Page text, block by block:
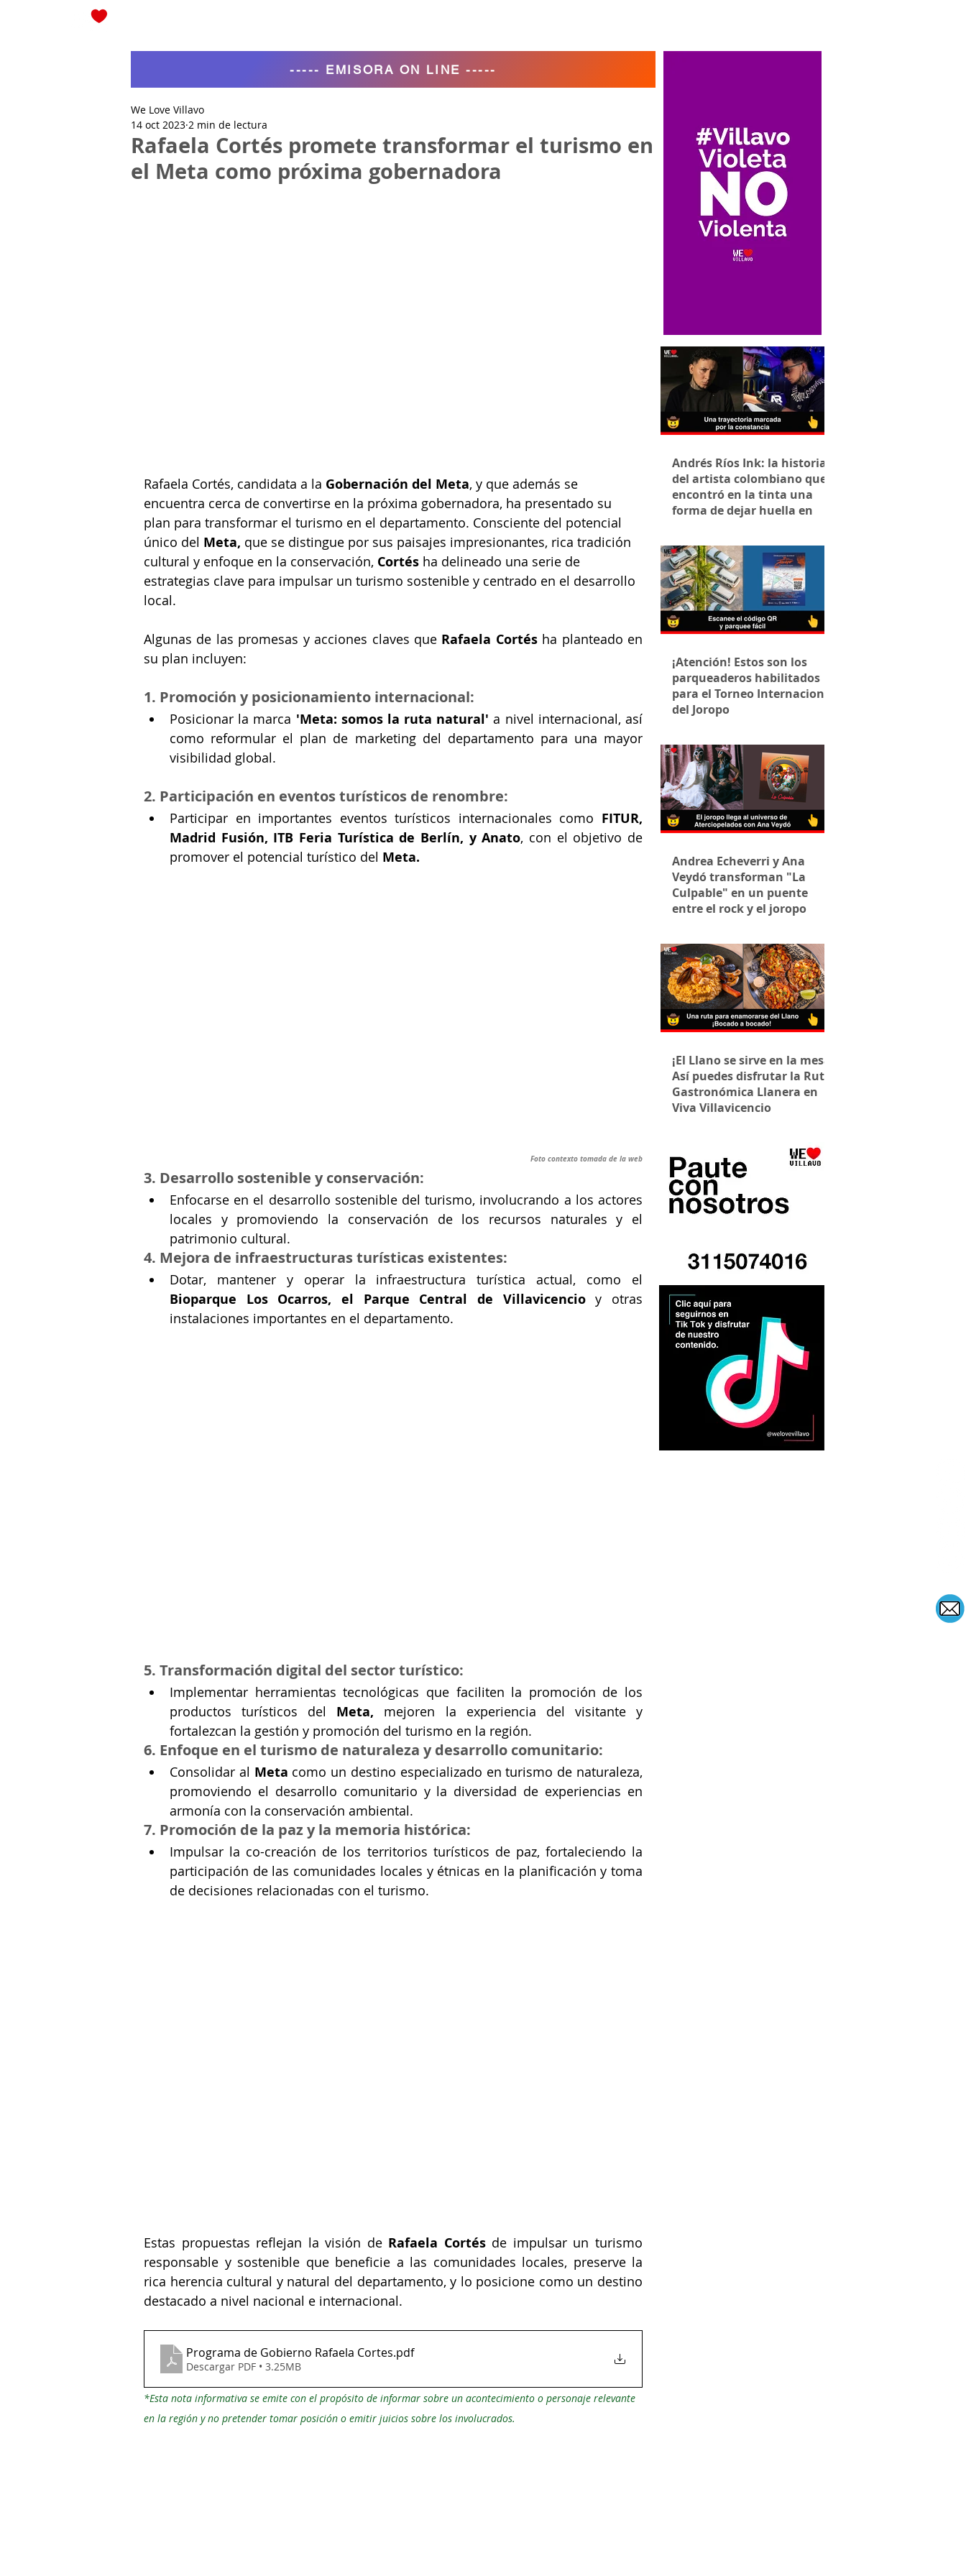
Rafaela Cortés promete transformar el turismo en
el Meta como próxima gobernadora
We Love Villavo
14 oct 2023 2 min de lectura
Rafaela Cortés, candidata a la Gobernación del Meta, y que además se
encuentra cerca de convertirse en la próxima gobernadora, ha presentado su
plan para transformar el turismo en el departamento. Consciente del potencial
único del Meta, que se distingue por sus paisajes impresionantes, rica tradición
cultural y enfoque en la conservación, Cortés ha delineado una serie de
estrategias clave para impulsar un turismo sostenible y centrado en el desarrollo
local.
Algunas de las promesas y acciones claves que Rafaela Cortés ha planteado en
su plan incluyen:
1. Promoción y posicionamiento internacional:
Posicionar la marca 'Meta: somos la ruta natural' a nivel internacional, así
como reformular el plan de marketing del departamento para una mayor
visibilidad global.
2. Participación en eventos turísticos de renombre:
Participar en importantes eventos turísticos internacionales como FITUR,
Madrid Fusión, ITB Feria Turística de Berlín, y Anato, con el objetivo de
promover el potencial turístico del Meta.
Foto contexto tomada de la web
3. Desarrollo sostenible y conservación:
Enfocarse en el desarrollo sostenible del turismo, involucrando a los actores
locales y promoviendo la conservación de los recursos naturales y el
patrimonio cultural.
4. Mejora de infraestructuras turísticas existentes:
Bioparque Los Ocarros, el Parque Central de Villavicencio y otras
instalaciones importantes en el departamento.
5. Transformación digital del sector turístico:
Implementar herramientas tecnológicas que faciliten la promoción de los
productos turísticos del Meta, mejoren la experiencia del visitante y
fortalezcan la gestión y promoción del turismo en la región.
6. Enfoque en el turismo de naturaleza y desarrollo comunitario:
Consolidar al Meta como un destino especializado en turismo de naturaleza,
promoviendo el desarrollo comunitario y la diversidad de experiencias en
armonía con la conservación ambiental.
7. Promoción de la paz y la memoria histórica:
Impulsar la co-creación de los territorios turísticos de paz, fortaleciendo la
participación de las comunidades locales y étnicas en la planificación y toma
de decisiones relacionadas con el turismo.
Estas propuestas reflejan la visión de Rafaela Cortés de impulsar un turismo
responsable y sostenible que beneficie a las comunidades locales, preserve la
rica herencia cultural y natural del departamento, y lo posicione como un destino
destacado a nivel nacional e internacional.
Programa de Gobierno Rafaela Cortes.pdf
Descargar PDF • 3.25MB
*Esta nota informativa se emite con el propósito de informar sobre un acontecimiento o personaje relevante
en la región y no pretender tomar posición o emitir juicios sobre los involucrados.
----- EMISORA ON LINE -----
Andrés Ríos Ink: la historia
del artista colombiano que
encontró en la tinta una
forma de dejar huella en
¡Atención! Estos son los
parqueaderos habilitados
para el Torneo Internacional
del Joropo
Andrea Echeverri y Ana
Veydó transforman "La
Culpable" en un puente
entre el rock y el joropo
¡El Llano se sirve en la mesa!
Así puedes disfrutar la Ruta
Gastronómica Llanera en
Viva Villavicencio